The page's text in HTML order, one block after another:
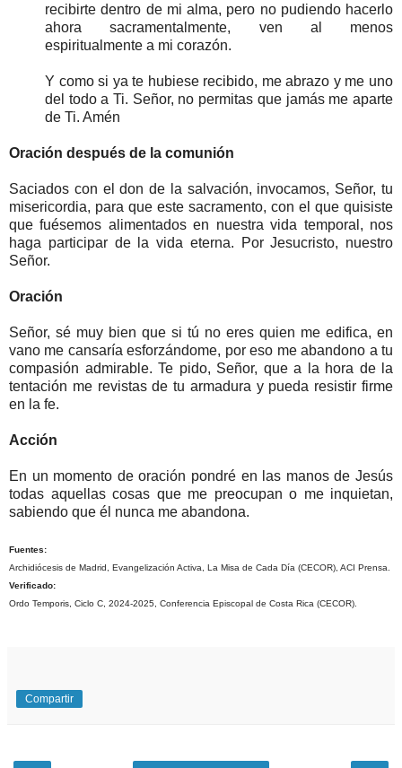
recibirte dentro de mi alma, pero no pudiendo hacerlo
ahora sacramentalmente, ven al menos
espiritualmente a mi corazón.
Y como si ya te hubiese recibido, me abrazo y me uno
del todo a Ti. Señor, no permitas que jamás me aparte
de Ti. Amén
Oración después de la comunión
Saciados con el don de la salvación, invocamos, Señor, tu
misericordia, para que este sacramento, con el que quisiste
que fuésemos alimentados en nuestra vida temporal, nos
haga participar de la vida eterna. Por Jesucristo, nuestro
Señor.
Oración
Señor, sé muy bien que si tú no eres quien me edifica, en
vano me cansaría esforzándome, por eso me abandono a tu
compasión admirable. Te pido, Señor, que a la hora de la
tentación me revistas de tu armadura y pueda resistir firme
en la fe.
Acción
En un momento de oración pondré en las manos de Jesús
todas aquellas cosas que me preocupan o me inquietan,
sabiendo que él nunca me abandona.
Fuentes:
Archidiócesis de Madrid, Evangelización Activa, La Misa de Cada Día (CECOR), ACI Prensa.
Verificado:
Ordo Temporis, Ciclo C, 2024-2025, Conferencia Episcopal de Costa Rica (CECOR).
Compartir